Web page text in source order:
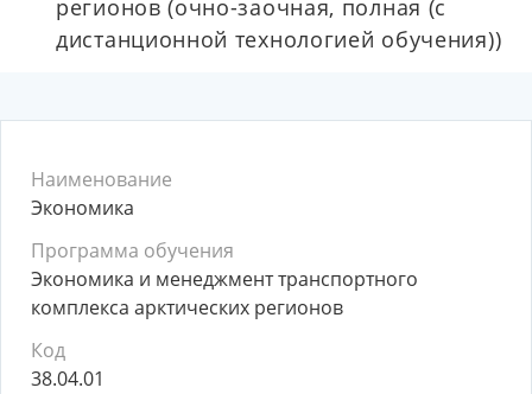
регионов (очно-заочная, полная (с
дистанционной технологией обучения))
Наименование
Экономика
Программа обучения
Экономика и менеджмент транспортного
комплекса арктических регионов
Код
38.04.01